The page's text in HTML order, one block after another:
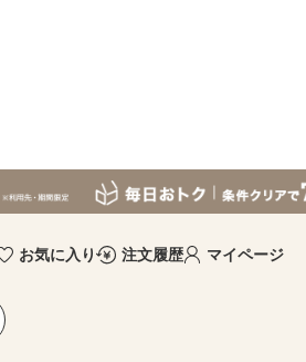
お気に入り 注文履歴 マイページ